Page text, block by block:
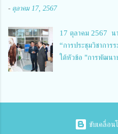
8.นายณัฐกฤต ภูทวี รองผู้อำนวยการวิ
ยาวนาน มีบุคลากร นักเรียน นักศึกษาจ
- ตุลาคม 17, 2567
17 ตุลาคม 2567 น
“การประชุมวิชาการ
ใต้หัวข้อ "การพัฒนา
Technology
ชาติอยางยั่งยืนด้วย
นทร์พร เดียวตระกูล
ขับเคลื่อน